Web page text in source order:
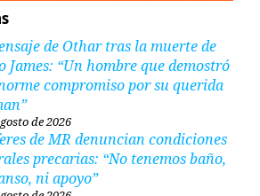
de Othar tras la muerte de
James: “Un hombre que demostró
compromiso por su querida
de 2026
de MR denuncian condiciones
precarias: “No tenemos baño,
ni apoyo”